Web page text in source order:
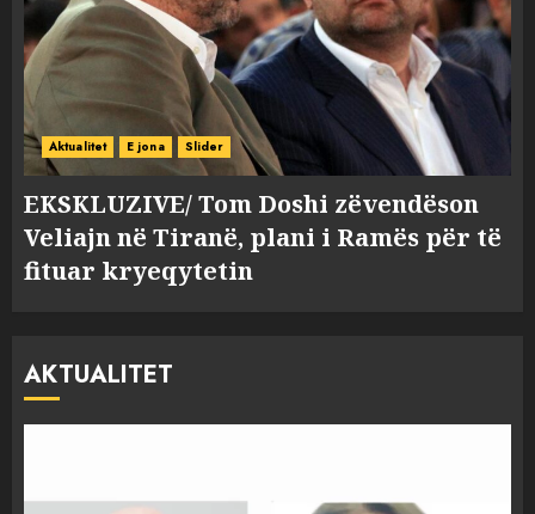
Aktualitet E jona Slider
EKSKLUZIVE/ Tom Doshi zëvendëson
Veliajn në Tiranë, plani i Ramës për të
fituar kryeqytetin
AKTUALITET